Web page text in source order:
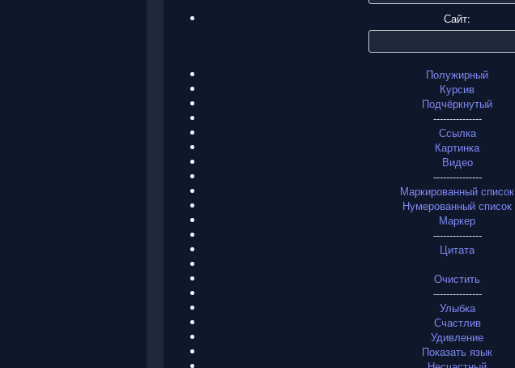
Сайт:
Полужирный
Курсив
Подчёркнутый
---------------
Ссылка
Картинка
Видео
---------------
Маркированный список
Нумерованный список
Маркер
---------------
Цитата
Очистить
---------------
Улыбка
Счастлив
Удивление
Показать язык